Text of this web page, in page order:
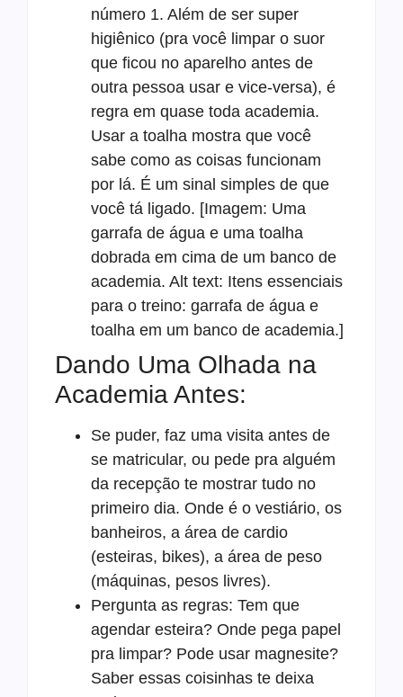
número 1. Além de ser super
higiênico (pra você limpar o suor
que ficou no aparelho antes de
outra pessoa usar e vice-versa), é
regra em quase toda academia.
Usar a toalha mostra que você
sabe como as coisas funcionam
por lá. É um sinal simples de que
você tá ligado. [Imagem: Uma
garrafa de água e uma toalha
dobrada em cima de um banco de
academia. Alt text: Itens essenciais
para o treino: garrafa de água e
toalha em um banco de academia.]
Dando Uma Olhada na
Academia Antes:
Se puder, faz uma visita antes de
se matricular, ou pede pra alguém
da recepção te mostrar tudo no
primeiro dia. Onde é o vestiário, os
banheiros, a área de cardio
(esteiras, bikes), a área de peso
(máquinas, pesos livres).
Pergunta as regras: Tem que
agendar esteira? Onde pega papel
pra limpar? Pode usar magnesite?
Saber essas coisinhas te deixa